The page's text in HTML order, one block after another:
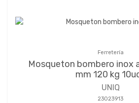
Ferretería
Mosqueton bombero inox
mm 120 kg
UNIQ
23023913